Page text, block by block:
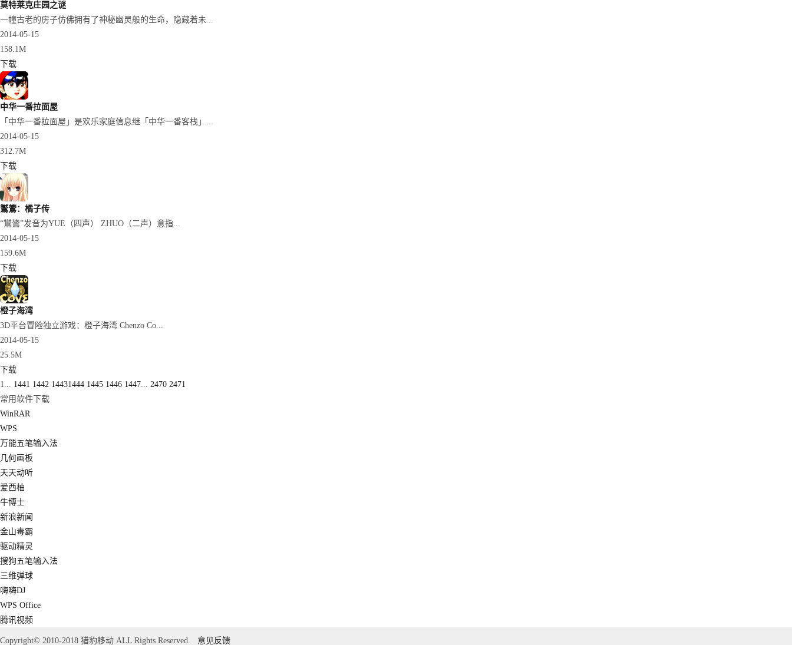
莫特莱克庄园之谜
一幢古老的房子仿佛拥有了神秘幽灵般的生命，隐藏着未...
2014-05-15
158.1M
下载
中华一番拉面屋
「中华一番拉面屋」是欢乐家庭信息继「中华一番客栈」...
2014-05-15
312.7M
下载
鸑鷟：橘子传
“鸑鷟”发音为YUE（四声） ZHUO（二声）意指...
2014-05-15
159.6M
下载
橙子海湾
3D平台冒险独立游戏：橙子海湾 Chenzo Co...
2014-05-15
25.5M
下载
1... 1441 1442 14431444 1445 1446 1447... 2470 2471
常用软件下载
WinRAR
WPS
万能五笔输入法
几何画板
天天动听
爱西柚
牛博士
新浪新闻
金山毒霸
驱动精灵
搜狗五笔输入法
三维弹球
嗨嗨DJ
WPS Office
腾讯视频
Copyright© 2010-2018 猎豹移动 ALL Rights Reserved. 意见反馈